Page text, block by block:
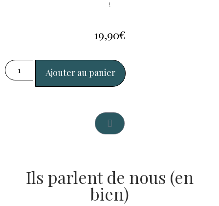
!
19,90€
Ajouter au panier
Ils parlent de nous (en
bien)